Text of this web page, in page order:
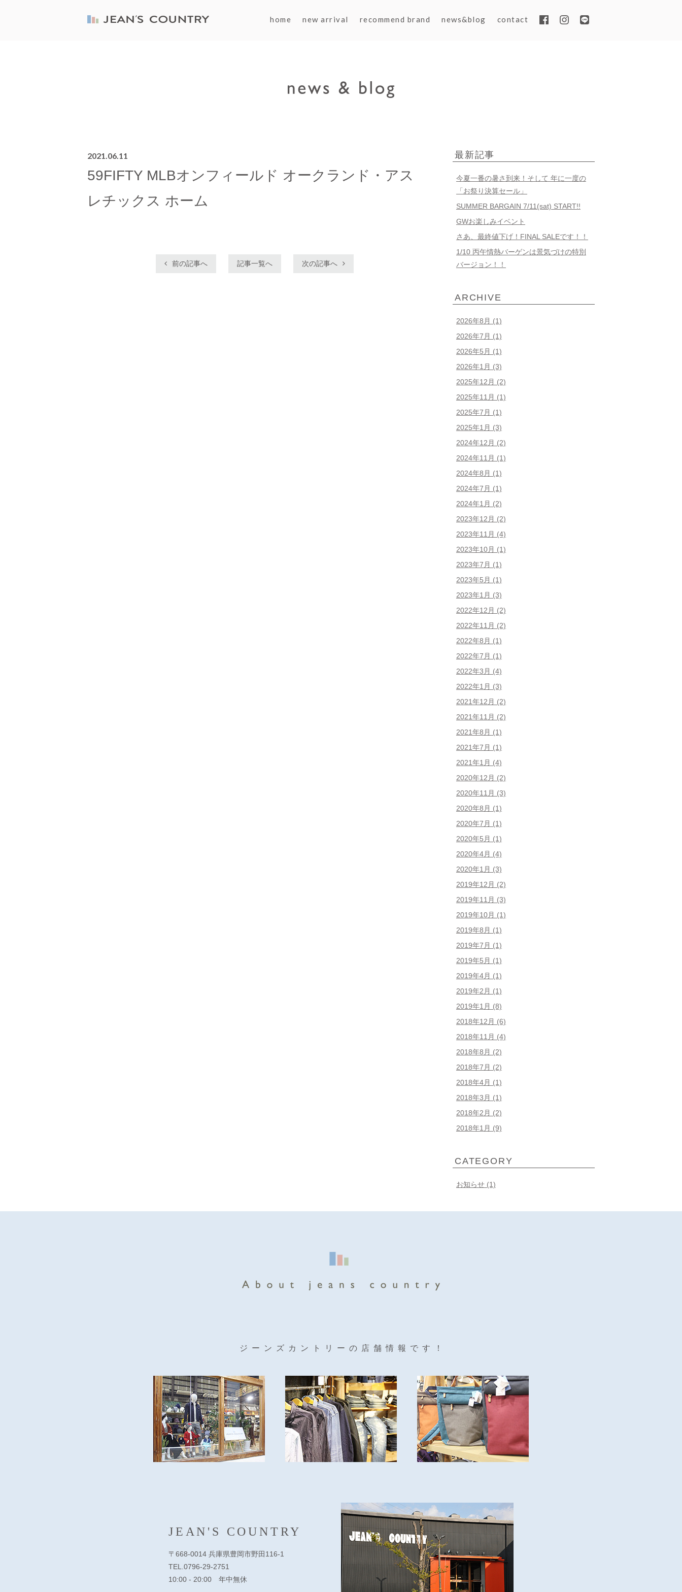
home new arrival recommend brand news&blog contact
2021.06.11
59FIFTY MLBオンフィールド オークランド・アス
レチックス ホーム
前の記事へ 記事一覧へ 次の記事へ
最新記事
今夏一番の暑さ到来！そして 年に一度の
「お祭り決算セール」
SUMMER BARGAIN 7/11(sat) START!!
GWお楽しみイベント
さあ、最終値下げ！FINAL SALEです！！
1/10 丙午情熱バーゲンは景気づけの特別
バージョン！！
ARCHIVE
2026年8月 (1)
2026年7月 (1)
2026年5月 (1)
2026年1月 (3)
2025年12月 (2)
2025年11月 (1)
2025年7月 (1)
2025年1月 (3)
2024年12月 (2)
2024年11月 (1)
2024年8月 (1)
2024年7月 (1)
2024年1月 (2)
2023年12月 (2)
2023年11月 (4)
2023年10月 (1)
2023年7月 (1)
2023年5月 (1)
2023年1月 (3)
2022年12月 (2)
2022年11月 (2)
2022年8月 (1)
2022年7月 (1)
2022年3月 (4)
2022年1月 (3)
2021年12月 (2)
2021年11月 (2)
2021年8月 (1)
2021年7月 (1)
2021年1月 (4)
2020年12月 (2)
2020年11月 (3)
2020年8月 (1)
2020年7月 (1)
2020年5月 (1)
2020年4月 (4)
2020年1月 (3)
2019年12月 (2)
2019年11月 (3)
2019年10月 (1)
2019年8月 (1)
2019年7月 (1)
2019年5月 (1)
2019年4月 (1)
2019年2月 (1)
2019年1月 (8)
2018年12月 (6)
2018年11月 (4)
2018年8月 (2)
2018年7月 (2)
2018年4月 (1)
2018年3月 (1)
2018年2月 (2)
2018年1月 (9)
CATEGORY
お知らせ (1)
ジーンズカントリーの店舗情報です！
JEAN'S COUNTRY
〒668-0014 兵庫県豊岡市野田116-1
TEL.0796-29-2751
10:00 - 20:00 年中無休